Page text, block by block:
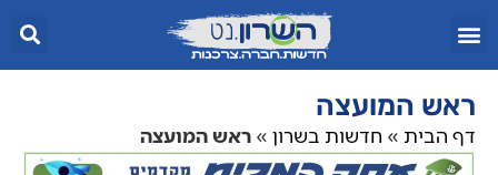
ראש המועצה
דף הבית » חדשות בשרון » ראש המועצה